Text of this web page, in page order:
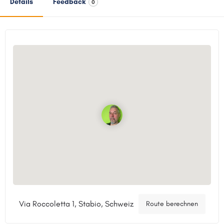
Details Feedback 0
Via Roccoletta 1, Stabio, Schweiz Route berechnen